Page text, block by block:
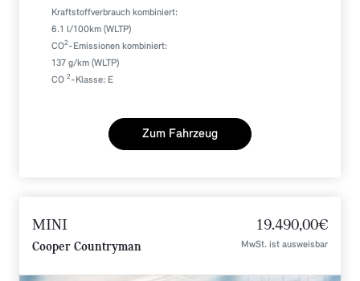
Kraftstoffverbrauch kombiniert:
6.1 l/100km (WLTP)
CO2-Emissionen kombiniert:
137 g/km (WLTP)
CO 2-Klasse: E
Zum Fahrzeug
MINI
Cooper Countryman
19.490,00€
MwSt. ist ausweisbar